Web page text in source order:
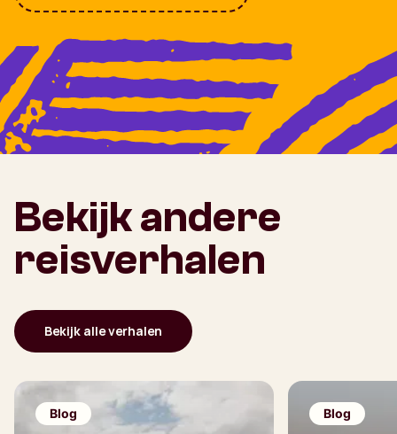
Bekijk andere
reisverhalen
Bekijk alle verhalen
Blog Blog